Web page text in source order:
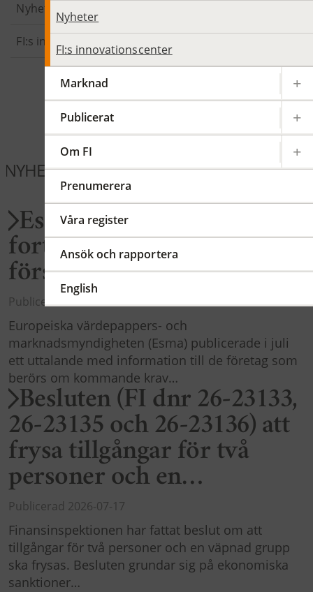
Nyheter
FI:s innovationscenter
Marknad
Publicerat
Om FI
Prenumerera
Våra register
Ansök och rapportera
English
NYHETER FÖRSÄKRING
Esma uppmanar till
fortsatt aktivitet inför
första T+1-deadline i höst
Publicerad 2026-08-07
Europeiska värdepappers- och
marknadsmyndigheten (Esma) publicerade i juli
ett uttalande med information till de företag som
berörs om kommande krav…
Besluten (FI dnr 26-23133,
26-23135 och 26-23136) att
frysa tillgångar för två
personer och en…
Publicerad 2026-07-17
Finansinspektionen har fattat beslut om att
tillgångar för två personer och en väpnad grupp
ska frysas. Besluten grundar sig på ekonomiska
sanktioner…
Nyheter
FI:s innovationscenter